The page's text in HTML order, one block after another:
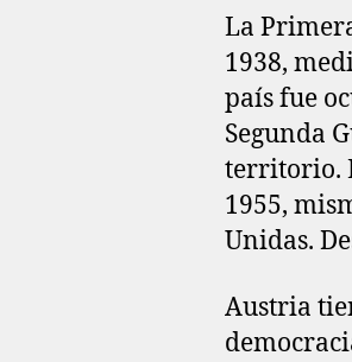
La
1938,
país fue
Segunda
territorio.
1955,
Unidas.
Austria